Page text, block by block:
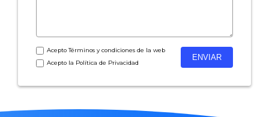
AceptoTérminos y condicionesde la web
Acepto la Política de Privacidad